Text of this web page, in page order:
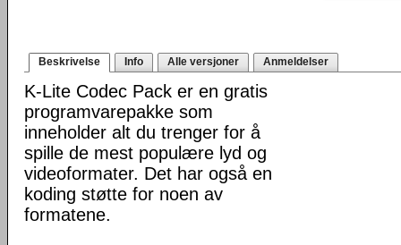
Beskrivelse Info Alle versjoner Anmeldelser
K-Lite Codec Pack er en gratis
programvarepakke som
inneholder alt du trenger for å
spille de mest populære lyd og
videoformater. Det har også en
koding støtte for noen av
formatene.